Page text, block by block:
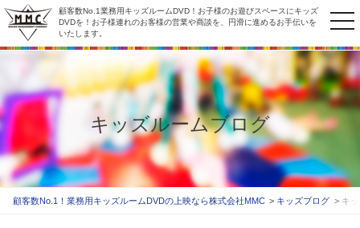
顧客数No.1業務用キッズルームDVD！お子様のお遊びスペースにキッズ
DVDを！お子様連れのお客様の営業や商談を、円滑に進めるお手伝いを
いたします。
キッズルームブログ
顧客数No.1！業務用キッズルームDVDの上映なら株式会社MMC キッズブログ キ